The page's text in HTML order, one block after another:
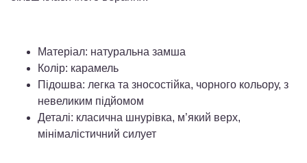
Матеріал: натуральна замша
Колір: карамель
Підошва: легка та зносостійка, чорного кольору, з
невеликим підйомом
Деталі: класична шнурівка, м’який верх,
мінімалістичний силует